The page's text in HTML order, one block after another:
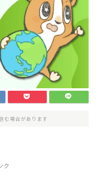
む場合があります
ク